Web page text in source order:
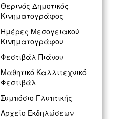
Θερινός Δημοτικός
Κινηματογράφος
Ημέρες Μεσογειακού
Κινηματογράφου
Φεστιβάλ Πιάνου
Μαθητικό Καλλιτεχνικό
Φεστιβάλ
Συμπόσιο Γλυπτικής
Αρχείο Εκδηλώσεων